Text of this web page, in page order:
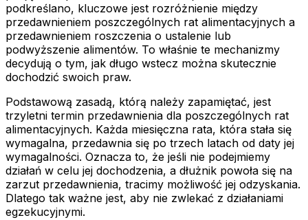
podkreślano, kluczowe jest rozróżnienie między
przedawnieniem poszczególnych rat alimentacyjnych a
przedawnieniem roszczenia o ustalenie lub
podwyższenie alimentów. To właśnie te mechanizmy
decydują o tym, jak długo wstecz można skutecznie
dochodzić swoich praw.
Podstawową zasadą, którą należy zapamiętać, jest
trzyletni termin przedawnienia dla poszczególnych rat
alimentacyjnych. Każda miesięczna rata, która stała się
wymagalna, przedawnia się po trzech latach od daty jej
wymagalności. Oznacza to, że jeśli nie podejmiemy
działań w celu jej dochodzenia, a dłużnik powoła się na
zarzut przedawnienia, tracimy możliwość jej odzyskania.
Dlatego tak ważne jest, aby nie zwlekać z działaniami
egzekucyjnymi.